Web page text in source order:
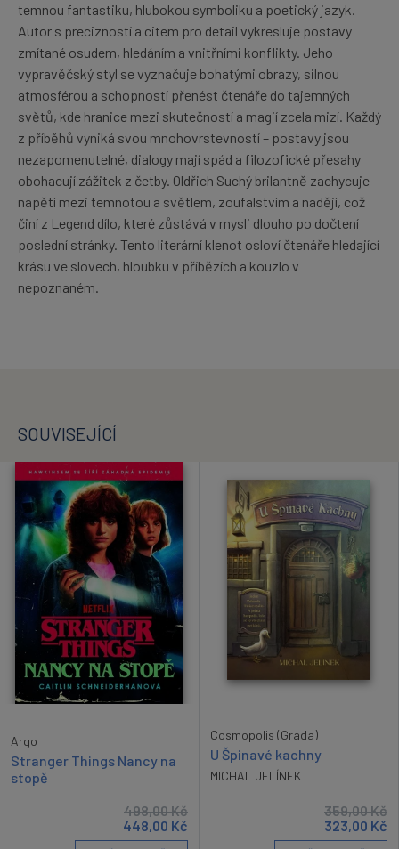
temnou fantastiku, hlubokou symboliku a poetický jazyk.
Autor s precizností a citem pro detail vykresluje postavy
zmítané osudem, hledáním a vnitřními konflikty. Jeho
vypravěčský styl se vyznačuje bohatými obrazy, silnou
atmosférou a schopností přenést čtenáře do tajemných
světů, kde hranice mezi skutečností a magií zcela mizí. Každý
z příběhů vyniká svou mnohovrstevností – postavy jsou
nezapomenutelné, dialogy mají spád a filozofické přesahy
obohacují zážitek z četby. Oldřich Suchý brilantně zachycuje
napětí mezi temnotou a světlem, zoufalstvím a nadějí, což
činí z Legend dílo, které zůstává v mysli dlouho po dočtení
poslední stránky. Tento literární klenot osloví čtenáře hledající
krásu ve slovech, hloubku v příbězích a kouzlo v
nepoznaném.
SOUVISEJÍCÍ
Argo
Stranger Things Nancy na
stopě
498,00Kč
448,00 Kč
Cosmopolis (Grada)
U Špinavé kachny
MICHAL JELÍNEK
359,00Kč
323,00 Kč